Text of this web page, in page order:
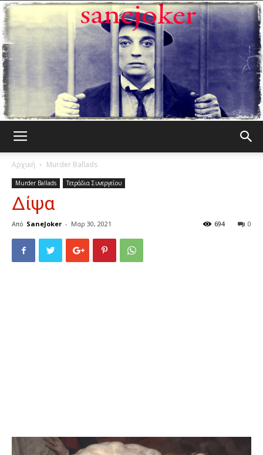
Αρχική Murder Ballads
Murder Ballads Τετράδια Συνεργείου
Δίψα
Από SaneJoker - Μαρ 30, 2021 0
694